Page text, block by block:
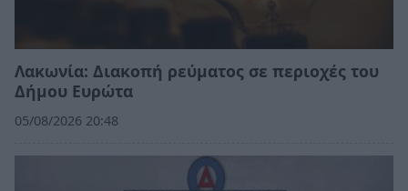
Λακωνία: Διακοπή ρεύματος σε περιοχές του
Δήμου Ευρώτα
05/08/2026 20:48